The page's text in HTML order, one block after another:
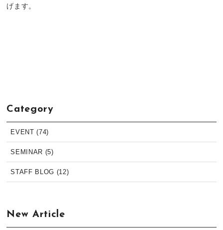
げます。
Category
EVENT (74)
SEMINAR (5)
STAFF BLOG (12)
New Article